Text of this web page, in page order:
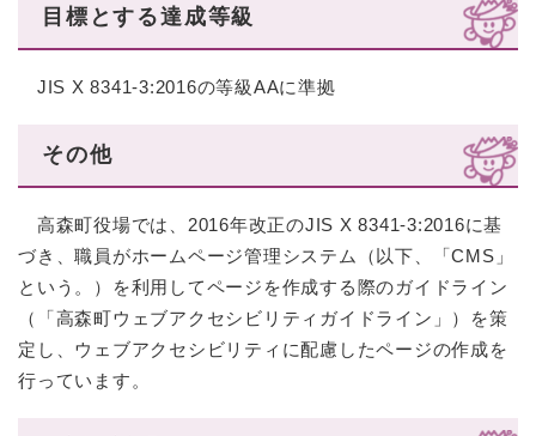
目標とする達成等級
JIS X 8341-3:2016の等級AAに準拠
その他
高森町役場では、2016年改正のJIS X 8341-3:2016に基
づき、職員がホームページ管理システム（以下、「CMS」
という。）を利用してページを作成する際のガイドライン
（「高森町ウェブアクセシビリティガイドライン」）を策
定し、ウェブアクセシビリティに配慮したページの作成を
行っています。